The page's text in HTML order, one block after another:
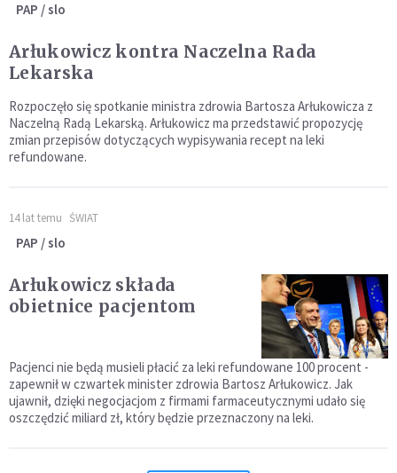
PAP / slo
Arłukowicz kontra Naczelna Rada
Lekarska
Rozpoczęło się spotkanie ministra zdrowia Bartosza Arłukowicza z
Naczelną Radą Lekarską. Arłukowicz ma przedstawić propozycję
zmian przepisów dotyczących wypisywania recept na leki
refundowane.
14 lat temu ŚWIAT
PAP / slo
Arłukowicz składa
obietnice pacjentom
Pacjenci nie będą musieli płacić za leki refundowane 100 procent -
zapewnił w czwartek minister zdrowia Bartosz Arłukowicz. Jak
ujawnił, dzięki negocjacjom z firmami farmaceutycznymi udało się
oszczędzić miliard zł, który będzie przeznaczony na leki.